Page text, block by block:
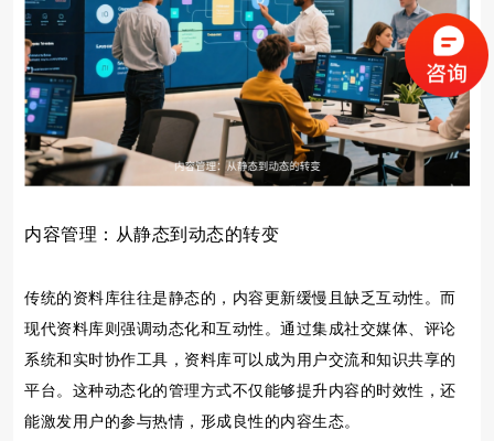
内容管理：从静态到动态的转变
传统的资料库往往是静态的，内容更新缓慢且缺乏互动性。而
现代资料库则强调动态化和互动性。通过集成社交媒体、评论
系统和实时协作工具，资料库可以成为用户交流和知识共享的
平台。这种动态化的管理方式不仅能够提升内容的时效性，还
能激发用户的参与热情，形成良性的内容生态。